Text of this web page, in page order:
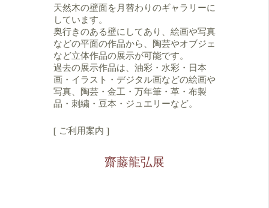
天然木の壁面を月替わりのギャラリーに
しています。
奥行きのある壁にしてあり、絵画や写真
などの平面の作品から、陶芸やオブジェ
など立体作品の展示が可能です。
過去の展示作品は、油彩・水彩・日本
画・イラスト・デジタル画などの絵画や
写真、陶芸・金工・万年筆・革・布製
品・刺繍・豆本・ジュエリーなど。
[ ご利用案内 ]
齋藤龍弘展